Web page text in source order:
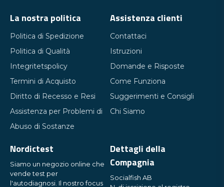
La nostra politica
Politica di Spedizione
Politica di Qualità
Integritetspolicy
Termini di Acquisto
Diritto di Recesso e Resi
Assistenza per Problemi di
Abuso di Sostanze
Assistenza clienti
Contattaci
Istruzioni
Domande e Risposte
Come Funziona
Suggerimenti e Consigli
Chi Siamo
Nordictest
Siamo un negozio online che
vende test per
l'autodiagnosi. Il nostro focus
Dettagli della
Compagnia
Socialfish AB